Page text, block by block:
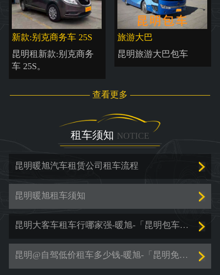
新款:别克商务车 25S
昆明租新款:别克商务
车 25S。
旅游大巴
昆明旅游大巴包车
查看更多
租车须知 NOTICE
昆明暖旭汽车租赁公司租车流程
昆明暖旭租车须知
昆明大客车租车行哪家强-暖旭-「昆明包车服务价格」
昆明@自驾低价租车多少钱-暖旭-「昆明免押金租车」